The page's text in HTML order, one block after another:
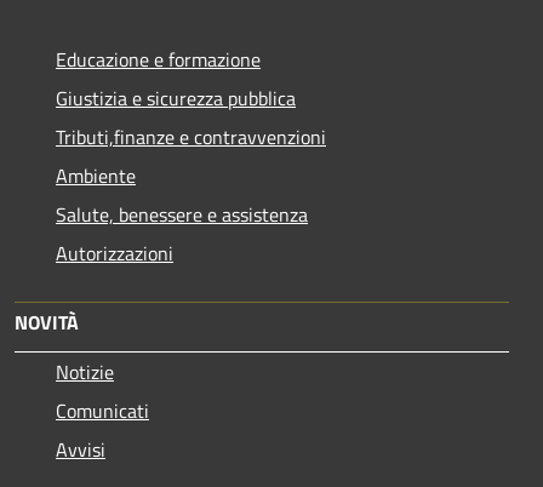
Educazione e formazione
Giustizia e sicurezza pubblica
Tributi,finanze e contravvenzioni
Ambiente
Salute, benessere e assistenza
Autorizzazioni
NOVITÀ
Notizie
Comunicati
Avvisi